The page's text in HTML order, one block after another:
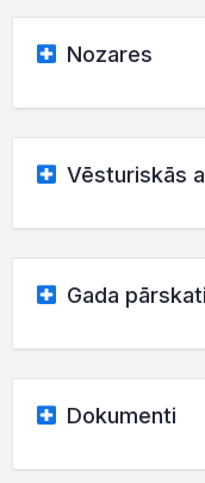
Nozares
Vēsturiskās
Gada pārskati
Dokumenti